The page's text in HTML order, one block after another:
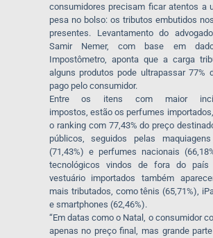
consumidores precisam ficar atentos a
pesa no bolso: os tributos embutidos
presentes. Levantamento do
Samir Nemer, com base em
Impostômetro, aponta que a carga
alguns produtos pode ultrapassar 77%
pago pelo consumidor.
Entre os itens com maior
impostos, estão os perfumes
o ranking com 77,43% do preço
públicos, seguidos pelas
(71,43%) e perfumes nacionais
tecnológicos vindos de fora do
vestuário importados também
mais tributados, como tênis (65,71%),
e smartphones (62,46%).
“Em datas como o Natal, o consumidor
apenas no preço final, mas grande